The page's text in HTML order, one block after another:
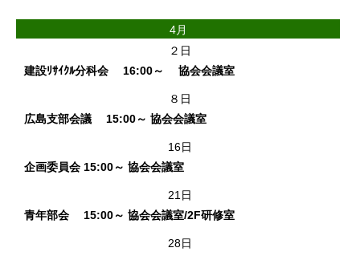
4月
２日
建設ﾘｻｲｸﾙ分科会 16:00～ 協会会議室
８日
広島支部会議 15:00～ 協会会議室
16日
企画委員会 15:00～ 協会会議室
21日
青年部会 15:00～ 協会会議室/2F研修室
28日